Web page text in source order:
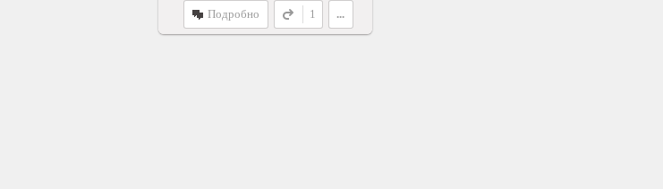
Подробно 1 ...